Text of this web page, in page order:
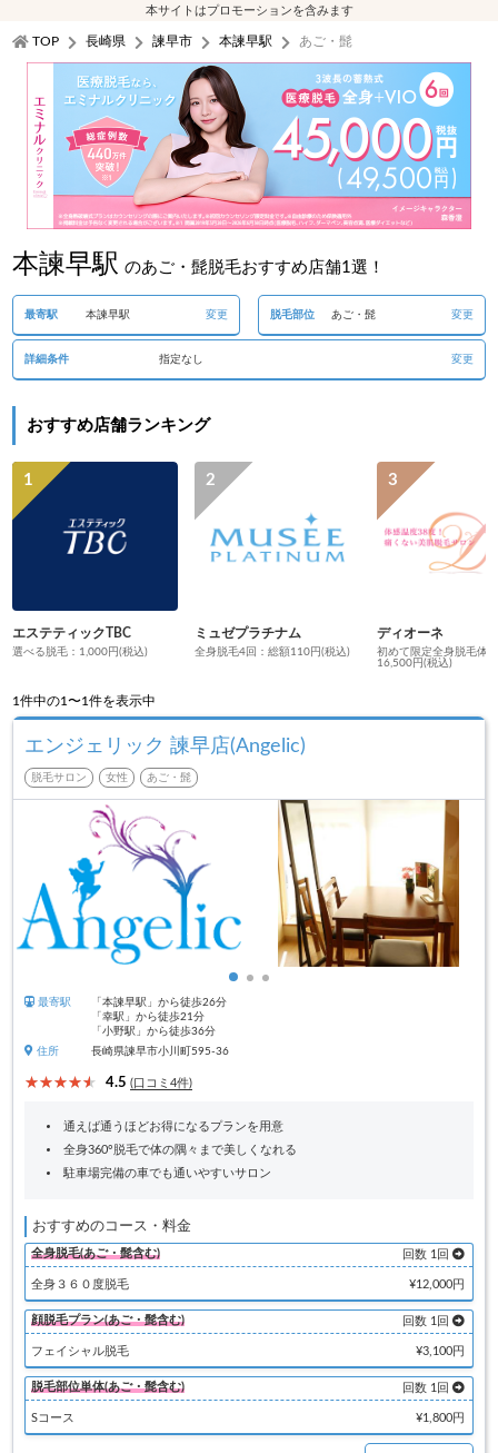
本サイトはプロモーションを含みます
TOP 長崎県 諫早市 本諫早駅 あご・髭
本諫早駅 のあご・髭脱毛おすすめ店舗1選！
最寄駅 本諫早駅 変更 脱毛部位 あご・髭 変更
詳細条件 指定なし 変更
おすすめ店舗ランキング
エステティックTBC
選べる脱毛：1,000円(税込)
ミュゼプラチナム
全身脱毛4回：総額110円(税込)
ディオーネ
初めて限定全身脱毛体
16,500円(税込)
1件中の1〜1件を表示中
エンジェリック 諫早店(Angelic)
脱毛サロン 女性 あご・髭
最寄駅
「本諫早駅」から徒歩26分
「幸駅」から徒歩21分
「小野駅」から徒歩36分
住所
長崎県諫早市小川町595-36
4.5 (口コミ4件)
通えば通うほどお得になるプランを用意
全身360°脱毛で体の隅々まで美しくなれる
駐車場完備の車でも通いやすいサロン
おすすめのコース・料金
全身脱毛(あご・髭含む) 回数 1回
全身３６０度脱毛 ¥12,000円
顔脱毛プラン(あご・髭含む) 回数 1回
フェイシャル脱毛 ¥3,100円
脱毛部位単体(あご・髭含む) 回数 1回
Sコース ¥1,800円